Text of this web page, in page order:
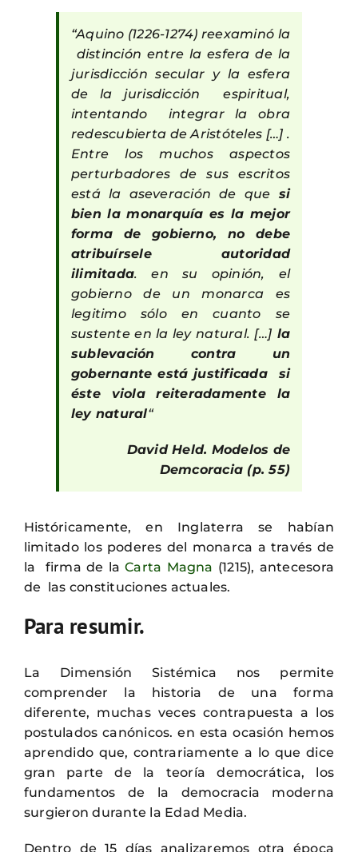
“Aquino (1226-1274) reexaminó la
distinción entre la esfera de la
jurisdicción secular y la esfera
de la jurisdicción espiritual,
intentando integrar la obra
redescubierta de Aristóteles […] .
Entre los muchos aspectos
perturbadores de sus escritos
está la aseveración de que si
bien la monarquía es la mejor
forma de gobierno, no debe
atribuírsele autoridad
ilimitada. en su opinión, el
gobierno de un monarca es
legitimo sólo en cuanto se
sustente en la ley natural. […] la
sublevación contra un
gobernante está justificada si
éste viola reiteradamente la
ley natural“
David Held. Modelos de
Demcoracia (p. 55)
Históricamente, en Inglaterra se habían
limitado los poderes del monarca a través de
la firma de la Carta Magna (1215), antecesora
de las constituciones actuales.
Para resumir.
La Dimensión Sistémica nos permite
comprender la historia de una forma
diferente, muchas veces contrapuesta a los
postulados canónicos. en esta ocasión hemos
aprendido que, contrariamente a lo que dice
gran parte de la teoría democrática, los
fundamentos de la democracia moderna
surgieron durante la Edad Media.
Dentro de 15 días analizaremos otra época